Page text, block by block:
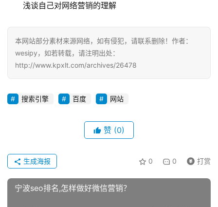
浅谈自己对网络营销的理解
本网站部分素材来源网络，如有侵犯，请联系删除！作者：
wesipy，如若转载，请注明出处：
http://www.kpxlt.com/archives/26478
搜索引擎 百度 网站
赞 (0)
0 0 打赏
生成海报
宁波seo排名,怎样做好微信营销？